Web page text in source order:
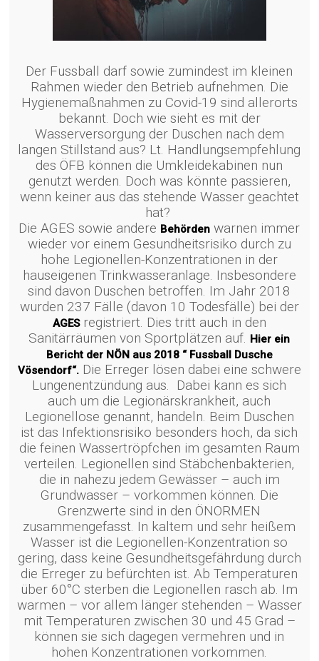
ÖNORM Z 1020
ÄNDERUNG – ERSTE
HILFE KOFFER JETZT
23
APRIL
2023
NEUE VERORDNUNG
BRENNBARER
FLÜSSIGKEITEN
30
DEZEMBER
HYGIENE-
UNTERWEISUNG FÜR
DEN EINZELHANDEL
1
APRIL
2022
DIE IATA STREICH 2
VERPACKUNGSANWEISUNGEN
25
MÄRZ
2021
RADONSCHUTZVERORDUNG – DIE
STRAHLUNG AUS DEM BODEN
Der Fussball darf sowie zumindest im kleinen
Rahmen wieder den Betrieb aufnehmen. Die
Hygienemaßnahmen zu Covid-19 sind allerorts
bekannt. Doch wie sieht es mit der
Wasserversorgung der Duschen nach dem
langen Stillstand aus? Lt. Handlungsempfehlung
des ÖFB können die Umkleidekabinen nun
genutzt werden. Doch was könnte passieren,
wenn keiner aus das stehende Wasser geachtet
hat?
Die AGES sowie andere Behörden warnen immer
wieder vor einem Gesundheitsrisiko durch zu
hohe Legionellen-Konzentrationen in der
hauseigenen Trinkwasseranlage. Insbesondere
sind davon Duschen betroffen. Im Jahr 2018
wurden 237 Fälle (davon 10 Todesfälle) bei der
AGESregistriert. Dies tritt auch in den
Sanitärräumen von Sportplätzen auf. Hier ein
Bericht der NÖN aus 2018 “ Fussball Dusche
Vösendorf“.Die Erreger lösen dabei eine schwere
Lungenentzündung aus. Dabei kann es sich
auch um die Legionärskrankheit, auch
Legionellose genannt, handeln. Beim Duschen
ist das Infektionsrisiko besonders hoch, da sich
die feinen Wassertröpfchen im gesamten Raum
verteilen. Legionellen sind Stäbchenbakterien,
die in nahezu jedem Gewässer – auch im
Grundwasser – vorkommen können. Die
Grenzwerte sind in den ÖNORMEN
zusammengefasst. In kaltem und sehr heißem
Wasser ist die Legionellen-Konzentration so
gering, dass keine Gesundheitsgefährdung durch
die Erreger zu befürchten ist. Ab Temperaturen
über 60°C sterben die Legionellen rasch ab. Im
warmen – vor allem länger stehenden – Wasser
mit Temperaturen zwischen 30 und 45 Grad –
können sie sich dagegen vermehren und in
hohen Konzentrationen vorkommen.